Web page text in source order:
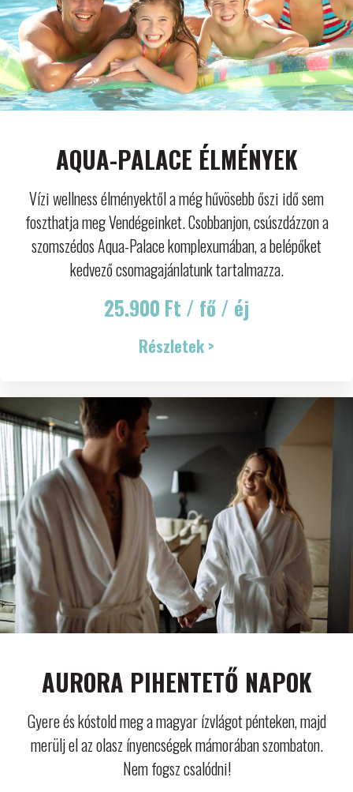
AQUA-PALACE ÉLMÉNYEK
Vízi wellness élményektől a még hűvösebb őszi idő sem
foszthatja meg Vendégeinket. Csobbanjon, csúszdázzon a
szomszédos Aqua-Palace komplexumában, a belépőket
kedvező csomagajánlatunk tartalmazza.
25.900 Ft / fő / éj
Részletek >
AURORA PIHENTETŐ NAPOK
Gyere és kóstold meg a magyar ízvlágot pénteken, majd
merülj el az olasz ínyencségek mámorában szombaton.
Nem fogsz csalódni!